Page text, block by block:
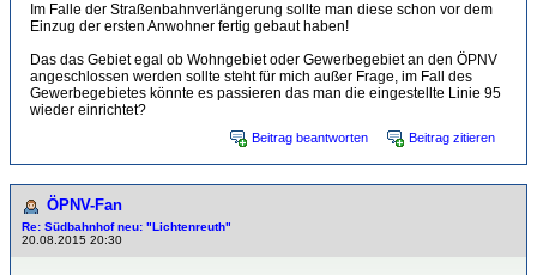
Im Falle der Straßenbahnverlängerung sollte man diese schon vor dem
Einzug der ersten Anwohner fertig gebaut haben!
Das das Gebiet egal ob Wohngebiet oder Gewerbegebiet an den ÖPNV
angeschlossen werden sollte steht für mich außer Frage, im Fall des
Gewerbegebietes könnte es passieren das man die eingestellte Linie 95
wieder einrichtet?
Beitrag beantworten Beitrag zitieren
ÖPNV-Fan
Re: Südbahnhof neu: "Lichtenreuth"
20.08.2015 20:30